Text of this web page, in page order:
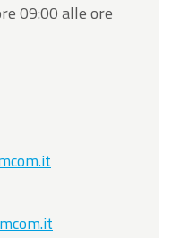
09:00 alle ore